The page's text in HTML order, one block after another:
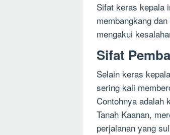
Sifat keras kepala
membangkang
mengakui
Sifat
Selain keras
sering kali
Contohnya adalah
Tanah Kaanan,
perjalanan yang